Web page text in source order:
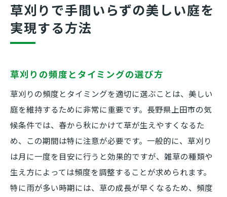
草刈りで手間いらずの美しい庭を
実現する方法
草刈りの頻度とタイミングの選び方
草刈りの頻度とタイミングを適切に選ぶことは、美しい
庭を維持するために非常に重要です。長野県上田市の気
候条件では、春から秋にかけて草が生えやすくなるた
め、この期間は特に注意が必要です。一般的に、草刈り
は月に一度を目安に行うと効果的ですが、雑草の種類や
生え方によっては頻度を調整することが求められます。
特に雨が多い時期には、草の成長が早くなるため、頻度